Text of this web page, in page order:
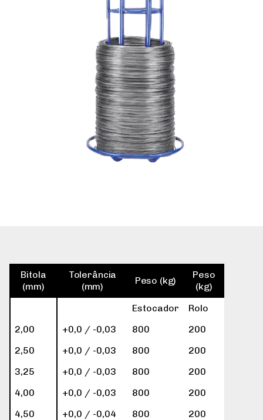
Bitola
(mm)
Tolerância
(mm)
Peso (kg)
Peso
(kg)
Estocador
Rolo
2,00
+0,0 / -0,03 800
200
2,50
+0,0 / -0,03 800
200
3,25
+0,0 / -0,03 800
200
4,00
+0,0 / -0,03 800
200
4,50
+0,0 / -0,04 800
200